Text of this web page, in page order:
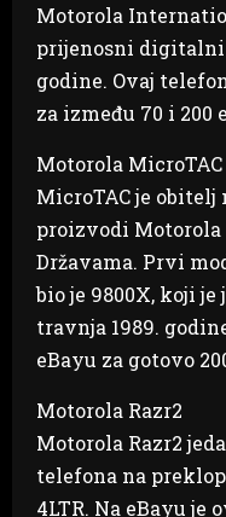
Motorola
prijenosni digitalni
godine. Ovaj
za između 70 i 200
Motorola MicroTAC
MicroTAC je
proizvodi
Državama. Prvi
bio je 9800X, koji
travnja 1989.
eBayu za gotovo
Motorola Razr2
Motorola Razr2
telefona na
4LTR. Na eBayu je